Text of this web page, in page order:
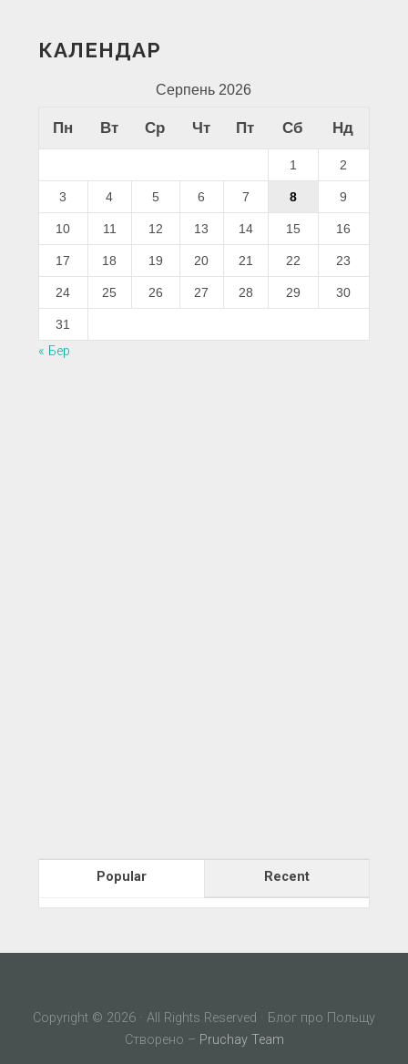
КАЛЕНДАР
Серпень 2026
Пн Вт Ср Чт Пт Сб Нд
1 2
3 4 5 6 7 8 9
10 11 12 13 14 15 16
17 18 19 20 21 22 23
24 25 26 27 28 29 30
31
« Бер
Popular Recent
Copyright © 2026 · All Rights Reserved · Блог про Польщу
Створено – Pruchay Team